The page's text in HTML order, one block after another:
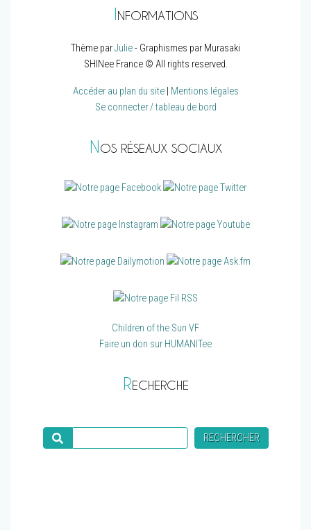
NFORMATIONS
Thème parJulie- Graphismes par Murasaki
SHINee France © All rights reserved.
Accéder au plan du site| Mentions légales
Se connecter / tableau de bord
N OS RÉSEAUX SOCIAUX
Children of the Sun VF
Faire un don sur HUMANITee
RECHERCHE
RECHERCHER